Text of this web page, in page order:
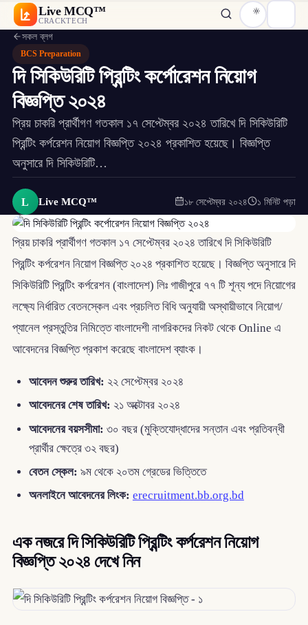
Live MCQ™
CRACKTECH
সকল ব্লগ
BCS Preparation
দি সিকিউরিটি প্রিন্টিং কর্পোরেশন নিয়োগ
বিজ্ঞপ্তি ২০২৪
প্রিয় চাকরি প্রার্থীগণ গতকাল ১৭ সেপ্টেম্বর ২০২৪ তারিখে দি সিকিউরিটি
প্রিন্টিং কর্পরেশন নিয়োগ বিজ্ঞপ্তি ২০২৪ প্রকাশিত হয়েছে। বিজ্ঞপ্তি
অনুসারে দি সিকিউরিটি…
L Live MCQ™ ১৮ সেপ্টেম্বর ২০২৪ ১ মিনিট পড়া
প্রিয় চাকরি প্রার্থীগণ গতকাল ১৭ সেপ্টেম্বর ২০২৪ তারিখে দি সিকিউরিটি
প্রিন্টিং কর্পরেশন নিয়োগ বিজ্ঞপ্তি ২০২৪ প্রকাশিত হয়েছে। বিজ্ঞপ্তি অনুসারে দি
সিকিউরিটি প্রিন্টিং কর্পরেশন (বাংলাদেশ) লিঃ গাজীপুরে ৭৭ টি শূন্য পদে নিয়োগের
লক্ষ্যে নির্ধারিত বেতনস্কেল এবং প্রচলিত বিধি অনুযায়ী অস্থায়ীভাবে নিয়োগ/
প্যানেল প্রস্তুতির নিমিত্তে বাংলাদেশী নাগরিকদের নিকট থেকে Online এ
আবেদনের বিজ্ঞপ্তি প্রকাশ করেছে বাংলাদেশ ব্যাংক।
আবেদন শুরুর তারিখ: ২২ সেপ্টেম্বর ২০২৪
আবেদনের শেষ তারিখ: ২১ অক্টোবর ২০২৪
আবেদনের বয়সসীমা: ৩০ বছর (মুক্তিযোদ্ধাদের সন্তান এবং প্রতিবন্ধী
প্রার্থীর ক্ষেত্রে ৩২ বছর)
বেতন স্কেল: ৯ম থেকে ২০তম গ্রেডের ভিত্তিতে
অনলাইনে আবেদনের লিংক: erecruitment.bb.org.bd
এক নজরে দি সিকিউরিটি প্রিন্টিং কর্পরেশন নিয়োগ
বিজ্ঞপ্তি ২০২৪ দেখে নিন